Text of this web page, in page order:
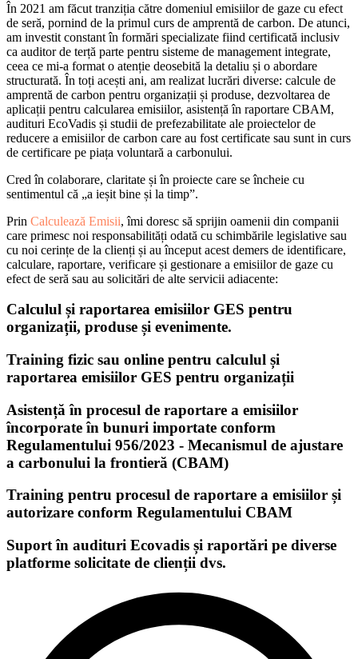
În 2021 am făcut tranziția către domeniul emisiilor de gaze cu efect
de seră, pornind de la primul curs de amprentă de carbon. De atunci,
am investit constant în formări specializate fiind certificată inclusiv
ca auditor de terță parte pentru sisteme de management integrate,
ceea ce mi-a format o atenție deosebită la detaliu și o abordare
structurată. În toți acești ani, am realizat lucrări diverse: calcule de
amprentă de carbon pentru organizații și produse, dezvoltarea de
aplicații pentru calcularea emisiilor, asistență în raportare CBAM,
audituri EcoVadis și studii de prefezabilitate ale proiectelor de
reducere a emisiilor de carbon care au fost certificate sau sunt in curs
de certificare pe piața voluntară a carbonului.
Cred în colaborare, claritate și în proiecte care se încheie cu
sentimentul că „a ieșit bine și la timp”.
Prin Calculează Emisii, îmi doresc să sprijin oamenii din companii
care primesc noi responsabilități odată cu schimbările legislative sau
cu noi cerințe de la clienți și au început acest demers de identificare,
calculare, raportare, verificare și gestionare a emisiilor de gaze cu
efect de seră sau au solicitări de alte servicii adiacente:
Calculul și raportarea emisiilor GES pentru
organizații, produse și evenimente.
Training fizic sau online pentru calculul și
raportarea emisiilor GES pentru organizații
Asistență în procesul de raportare a emisiilor
încorporate în bunuri importate conform
Regulamentului 956/2023 - Mecanismul de ajustare
a carbonului la frontieră (CBAM)
Training pentru procesul de raportare a emisiilor și
autorizare conform Regulamentului CBAM
Suport în audituri Ecovadis și raportări pe diverse
platforme solicitate de clienții dvs.